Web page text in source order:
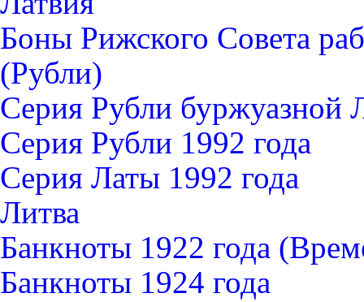
Боны Рижского Совета
(Рубли)
Серия Рубли буржуазной
Серия Рубли 1992 года
Серия Латы 1992 года
Литва
Банкноты 1922 года
Банкноты 1924 года